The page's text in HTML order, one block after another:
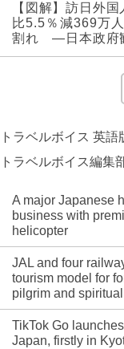
【図解】訪日外
比5.5％減369万
割れ ―日本政府
トラベルボイス 英語
トラベルボイス編集
A major Japanese
business with
helicopter
JAL and four
tourism model for
pilgrim and
TikTok Go
Japan, firstly in